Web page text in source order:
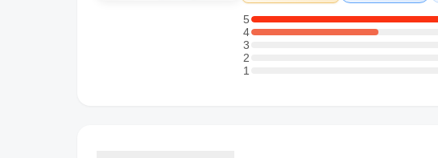
5
5 星：2 則評論
4
4 星：1 則評論
3
3 星：0 則評論
2
2 星：0 則評論
11 星：0 則評論